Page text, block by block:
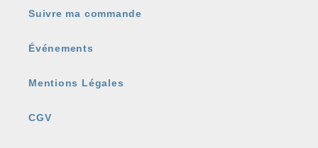
Suivre ma commande
Événements
Mentions Légales
CGV